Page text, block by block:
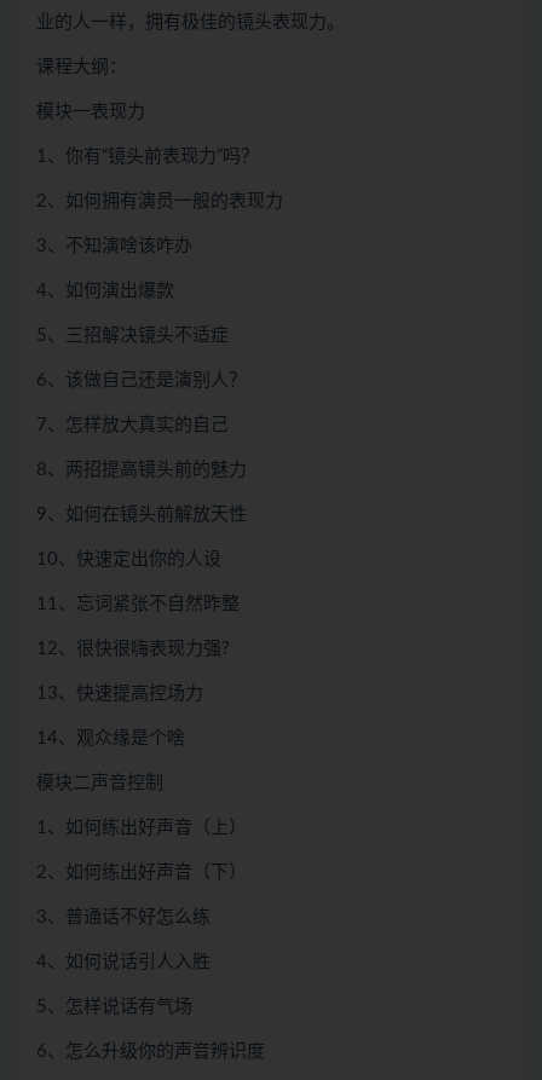
业的人一样，拥有极佳的镜头表现力。
课程大纲：
模块一表现力
1、你有“镜头前表现力”吗？
2、如何拥有演员一般的表现力
3、不知演啥该咋办
4、如何演出爆款
5、三招解决镜头不适症
6、该做自己还是演别人？
7、怎样放大真实的自己
8、两招提高镜头前的魅力
9、如何在镜头前解放天性
10、快速定出你的人设
11、忘词紧张不自然昨整
12、很快很嗨表现力强?
13、快速提高控场力
14、观众缘是个啥
模块二声音控制
1、如何练出好声音（上）
2、如何练出好声音（下）
3、普通话不好怎么练
4、如何说话引人入胜
5、怎样说话有气场
6、怎么升级你的声音辨识度